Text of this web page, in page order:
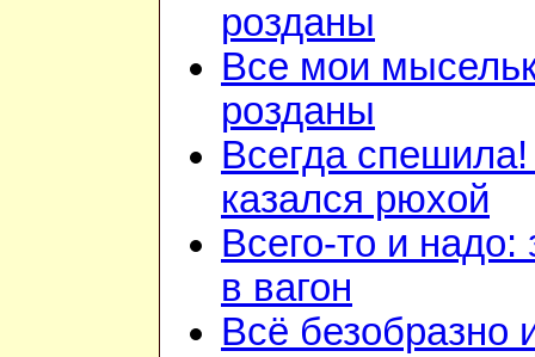
розданы
Все мои
розданы
Всегда
казался рюхой
Всего-то и надо:
в вагон
Всё безобразно